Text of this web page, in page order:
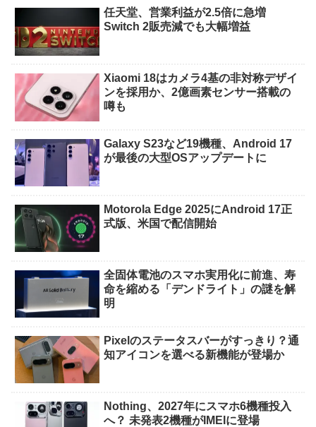
任天堂、営業利益が2.5倍に急増
Switch 2販売減でも大幅増益
Xiaomi 18はカメラ4基の非対称デザイ
ンを採用か、2億画素センサー搭載の
噂も
Galaxy S23など19機種、Android 17
が最後の大型OSアップデートに
Motorola Edge 2025にAndroid 17正
式版、米国で配信開始
全固体電池のスマホ実用化に前進、寿
命を縮める「デンドライト」の謎を解
明
Pixelのステータスバーがすっきり？通
知アイコンを選べる新機能が登場か
Nothing、2027年にスマホ6機種投入
へ？ 未発表2機種がIMEIに登場